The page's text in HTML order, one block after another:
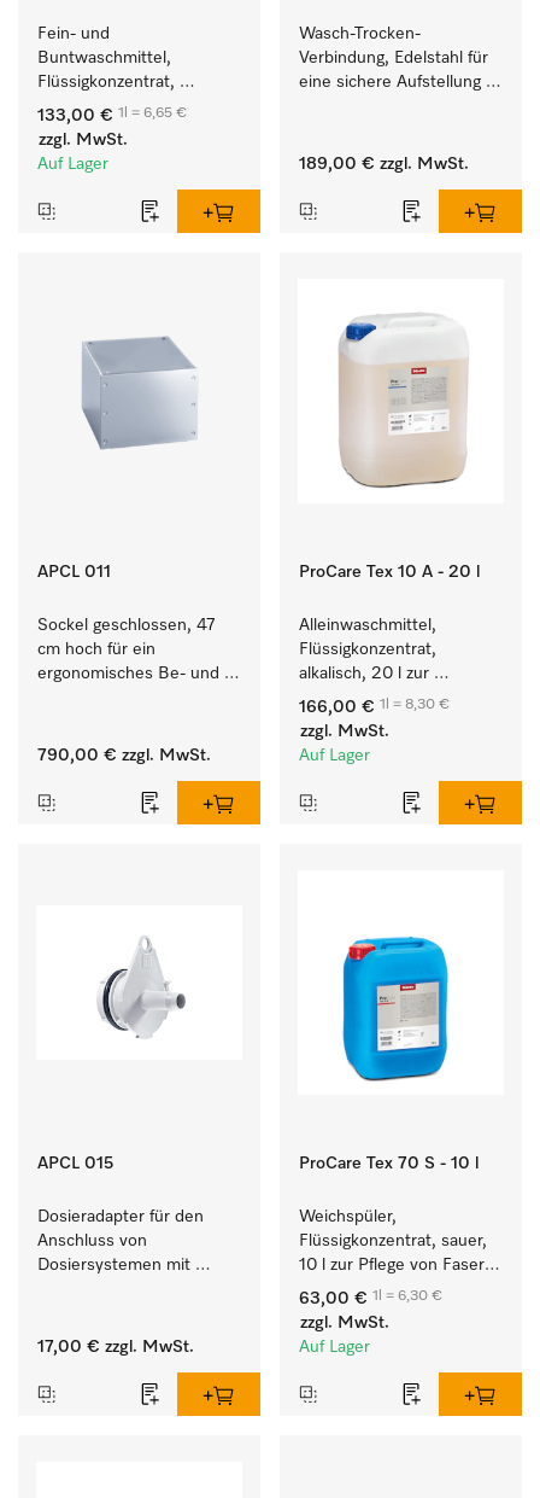
Fein- und
Buntwaschmittel,
Flüssigkonzentrat,
mildalkalisch, 20 l zur
Reinigung von
Buntwäsche und
133,00 € 1l = 6,65 €
zzgl. MwSt.
Auf Lager
Wasch-Trocken-
Verbindung, Edelstahl für
eine sichere Aufstellung
189,00 € zzgl. MwSt.
APCL 011
Sockel geschlossen, 47
cm hoch für ein
ergonomisches Be- und
Trockner.
790,00 € zzgl. MwSt.
ProCare Tex 10 A - 20 l
Alleinwaschmittel,
Flüssigkonzentrat,
alkalisch, 20 l zur
Reinigung weißer Textilien
und farbechter
Buntwäsche.
166,00 € 1l = 8,30 €
zzgl. MwSt.
Auf Lager
APCL 015
Dosieradapter für den
Anschluss von
Dosiersystemen mit
17,00 € zzgl. MwSt.
ProCare Tex 70 S - 10 l
Weichspüler,
Flüssigkonzentrat, sauer,
10 l zur Pflege von Fasern
für eine langfristige
Geschmeidigkeit der
Textilien.
63,00 € 1l = 6,30 €
zzgl. MwSt.
Auf Lager